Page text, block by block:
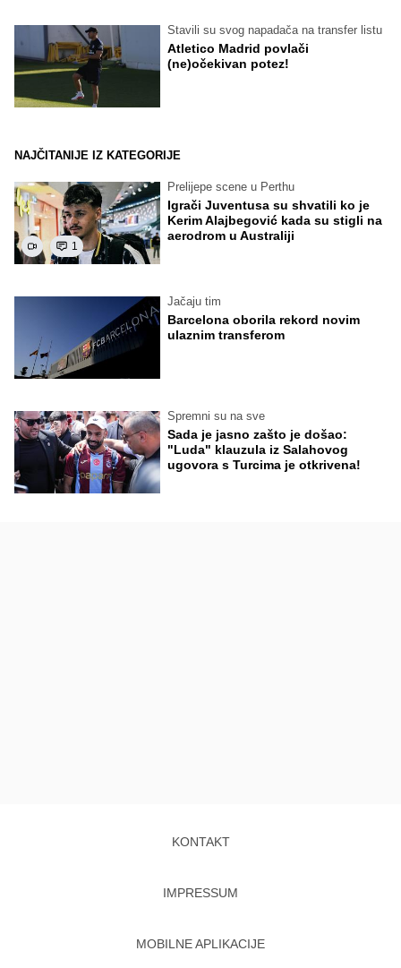
Stavili su svog napadača na transfer listu
Atletico Madrid povlači
(ne)očekivan potez!
NAJČITANIJE IZ KATEGORIJE
1
Prelijepe scene u Perthu
Igrači Juventusa su shvatili ko je
Kerim Alajbegović kada su stigli na
aerodrom u Australiji
Jačaju tim
Barcelona oborila rekord novim
ulaznim transferom
Spremni su na sve
Sada je jasno zašto je došao:
"Luda" klauzula iz Salahovog
ugovora s Turcima je otkrivena!
KONTAKT
IMPRESSUM
MOBILNE APLIKACIJE